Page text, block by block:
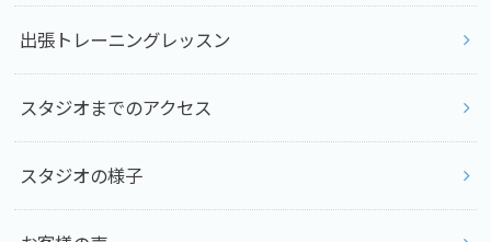
出張トレーニングレッスン
スタジオまでのアクセス
スタジオの様子